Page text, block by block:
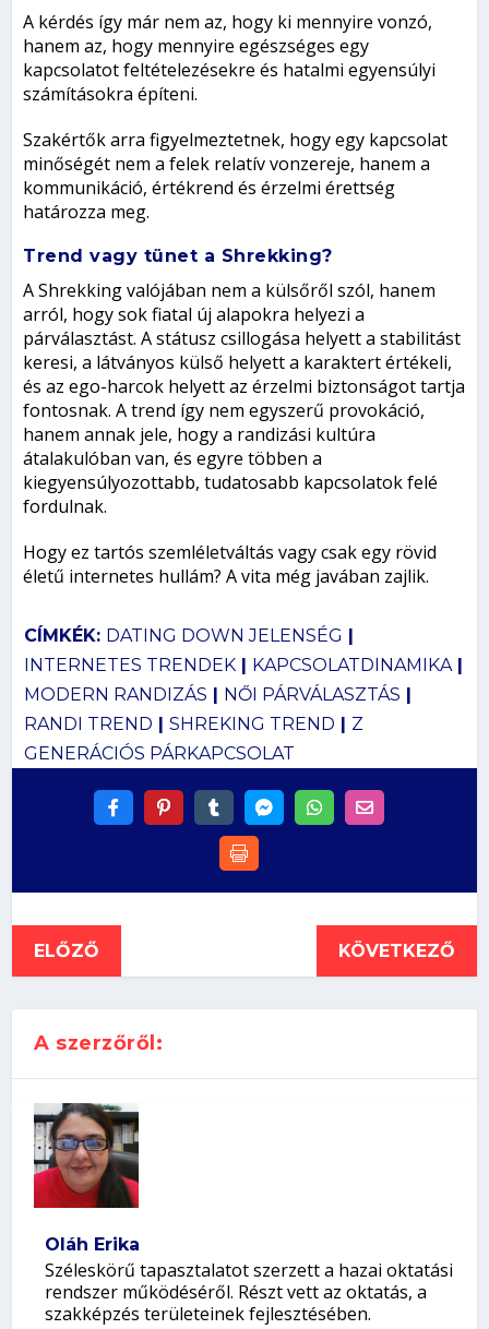
A kérdés így már nem az, hogy ki mennyire vonzó,
hanem az, hogy mennyire egészséges egy
kapcsolatot feltételezésekre és hatalmi egyensúlyi
számításokra építeni.
Szakértők arra figyelmeztetnek, hogy egy kapcsolat
minőségét nem a felek relatív vonzereje, hanem a
kommunikáció, értékrend és érzelmi érettség
határozza meg.
Trend vagy tünet a Shrekking?
A Shrekking valójában nem a külsőről szól, hanem
arról, hogy sok fiatal új alapokra helyezi a
párválasztást. A státusz csillogása helyett a stabilitást
keresi, a látványos külső helyett a karaktert értékeli,
és az ego-harcok helyett az érzelmi biztonságot tartja
fontosnak. A trend így nem egyszerű provokáció,
hanem annak jele, hogy a randizási kultúra
átalakulóban van, és egyre többen a
kiegyensúlyozottabb, tudatosabb kapcsolatok felé
fordulnak.
Hogy ez tartós szemléletváltás vagy csak egy rövid
életű internetes hullám? A vita még javában zajlik.
CÍMKÉK: DATING DOWN JELENSÉG |
INTERNETES TRENDEK| KAPCSOLATDINAMIKA|
MODERN RANDIZÁS | NŐI PÁRVÁLASZTÁS |
RANDI TREND | SHREKING TREND | Z
GENERÁCIÓS PÁRKAPCSOLAT
ELŐZŐ KÖVETKEZŐ
A szerzőről:
Oláh Erika
Széleskörű tapasztalatot szerzett a hazai oktatási
rendszer működéséről. Részt vett az oktatás, a
szakképzés területeinek fejlesztésében.